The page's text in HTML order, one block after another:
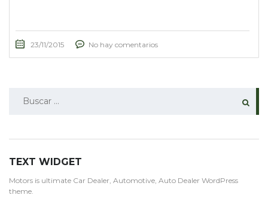
23/11/2015 No hay comentarios
BUSCAR:
TEXT WIDGET
Motors is ultimate Car Dealer, Automotive, Auto Dealer WordPress
theme.